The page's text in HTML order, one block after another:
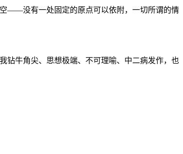
——没有一处固定的原点可以依附，一切所谓的情
牛角尖、思想极端、不可理喻、中二病发作，也